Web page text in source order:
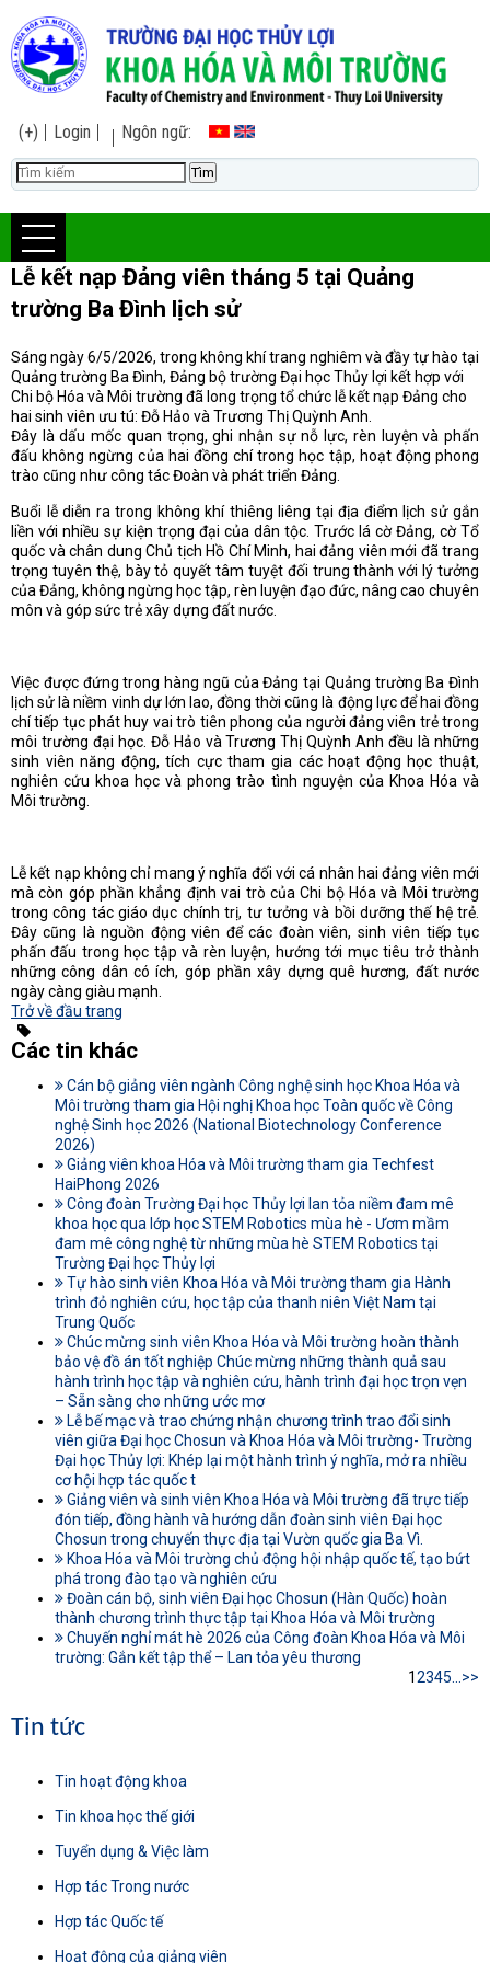
(+) Login Ngôn ngữ:
Lễ kết nạp Đảng viên tháng 5 tại Quảng
trường Ba Đình lịch sử
Sáng ngày 6/5/2026, trong không khí trang nghiêm và đầy tự hào tại
Quảng trường Ba Đình, Đảng bộ trường Đại học Thủy lợi kết hợp với
Chi bộ Hóa và Môi trường đã long trọng tổ chức lễ kết nạp Đảng cho
hai sinh viên ưu tú: Đỗ Hảo và Trương Thị Quỳnh Anh.
Đây là dấu mốc quan trọng, ghi nhận sự nỗ lực, rèn luyện và phấn
đấu không ngừng của hai đồng chí trong học tập, hoạt động phong
trào cũng như công tác Đoàn và phát triển Đảng.
Buổi lễ diễn ra trong không khí thiêng liêng tại địa điểm lịch sử gắn
liền với nhiều sự kiện trọng đại của dân tộc. Trước lá cờ Đảng, cờ Tổ
quốc và chân dung Chủ tịch Hồ Chí Minh, hai đảng viên mới đã trang
trọng tuyên thệ, bày tỏ quyết tâm tuyệt đối trung thành với lý tưởng
của Đảng, không ngừng học tập, rèn luyện đạo đức, nâng cao chuyên
môn và góp sức trẻ xây dựng đất nước.
Việc được đứng trong hàng ngũ của Đảng tại Quảng trường Ba Đình
lịch sử là niềm vinh dự lớn lao, đồng thời cũng là động lực để hai đồng
chí tiếp tục phát huy vai trò tiên phong của người đảng viên trẻ trong
môi trường đại học. Đỗ Hảo và Trương Thị Quỳnh Anh đều là những
sinh viên năng động, tích cực tham gia các hoạt động học thuật,
nghiên cứu khoa học và phong trào tình nguyện của Khoa Hóa và
Môi trường.
Lễ kết nạp không chỉ mang ý nghĩa đối với cá nhân hai đảng viên mới
mà còn góp phần khẳng định vai trò của Chi bộ Hóa và Môi trường
trong công tác giáo dục chính trị, tư tưởng và bồi dưỡng thế hệ trẻ.
Đây cũng là nguồn động viên để các đoàn viên, sinh viên tiếp tục
phấn đấu trong học tập và rèn luyện, hướng tới mục tiêu trở thành
những công dân có ích, góp phần xây dựng quê hương, đất nước
ngày càng giàu mạnh.
Trở về đầu trang
Các tin khác
Cán bộ giảng viên ngành Công nghệ sinh học Khoa Hóa và
Môi trường tham gia Hội nghị Khoa học Toàn quốc về Công
nghệ Sinh học 2026 (National Biotechnology Conference
2026)
Giảng viên khoa Hóa và Môi trường tham gia Techfest
HaiPhong 2026
Công đoàn Trường Đại học Thủy lợi lan tỏa niềm đam mê
khoa học qua lớp học STEM Robotics mùa hè - Ươm mầm
đam mê công nghệ từ những mùa hè STEM Robotics tại
Trường Đại học Thủy lợi
Tự hào sinh viên Khoa Hóa và Môi trường tham gia Hành
trình đỏ nghiên cứu, học tập của thanh niên Việt Nam tại
Trung Quốc
Chúc mừng sinh viên Khoa Hóa và Môi trường hoàn thành
bảo vệ đồ án tốt nghiệp Chúc mừng những thành quả sau
hành trình học tập và nghiên cứu, hành trình đại học trọn vẹn
– Sẵn sàng cho những ước mơ
Lễ bế mạc và trao chứng nhận chương trình trao đổi sinh
viên giữa Đại học Chosun và Khoa Hóa và Môi trường- Trường
Đại học Thủy lợi: Khép lại một hành trình ý nghĩa, mở ra nhiều
cơ hội hợp tác quốc t
Giảng viên và sinh viên Khoa Hóa và Môi trường đã trực tiếp
đón tiếp, đồng hành và hướng dẫn đoàn sinh viên Đại học
Chosun trong chuyến thực địa tại Vườn quốc gia Ba Vì.
Khoa Hóa và Môi trường chủ động hội nhập quốc tế, tạo bứt
phá trong đào tạo và nghiên cứu
Đoàn cán bộ, sinh viên Đại học Chosun (Hàn Quốc) hoàn
thành chương trình thực tập tại Khoa Hóa và Môi trường
Chuyến nghỉ mát hè 2026 của Công đoàn Khoa Hóa và Môi
trường: Gắn kết tập thể – Lan tỏa yêu thương
12345 >>
Tin tức
Tin hoạt động khoa
Tin khoa học thế giới
Tuyển dụng & Việc làm
Hợp tác Trong nước
Hợp tác Quốc tế
Hoạt động của giảng viên